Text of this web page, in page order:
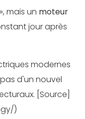
mais un moteur
jour après
modernes
d'un nouvel
[Source]
)